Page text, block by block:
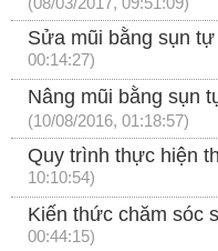
Sửa mũi bằng sụn
00:14:27)
Nâng mũi bằng sụn
(10/08/2016, 01:18:57)
Quy trình thực hiện
10:10:54)
Kiến thức chăm sóc
00:44:15)